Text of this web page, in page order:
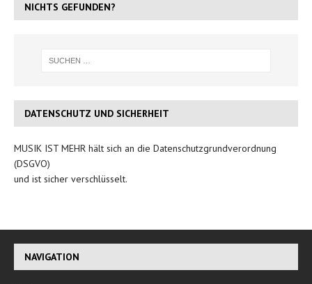
NICHTS GEFUNDEN?
DATENSCHUTZ UND SICHERHEIT
MUSIK IST MEHR hält sich an die Datenschutzgrundverordnung
(DSGVO)
und ist sicher verschlüsselt.
NAVIGATION